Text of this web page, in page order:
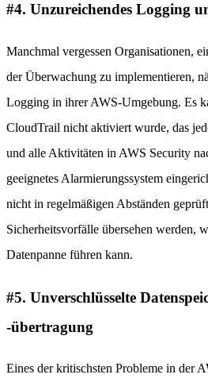
#4. Unzureichendes Logging
Manchmal vergessen Organisationen,
der Überwachung zu implementieren,
Logging in ihrer AWS-Umgebung. Es
CloudTrail nicht aktiviert wurde, das
und alle Aktivitäten in AWS Security
geeignetes Alarmierungssystem
nicht in regelmäßigen Abständen
Sicherheitsvorfälle übersehen werden,
Datenpanne führen kann.
#5. Unverschlüsselte
-übertragung
Eines der kritischsten Probleme in der